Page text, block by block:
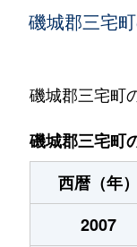
磯城郡三宅
磯城郡三宅町
磯城郡三宅町
西暦（年）
2007